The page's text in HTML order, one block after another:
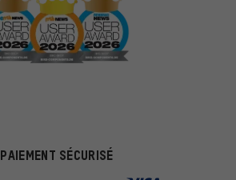
PAIEMENT SÉCURISÉ